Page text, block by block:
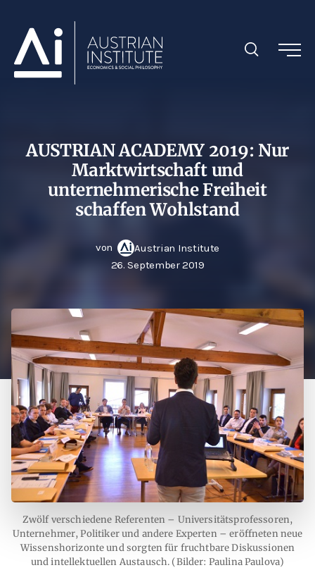
AUSTRIAN ACADEMY 2019: Nur
Marktwirtschaft und
unternehmerische Freiheit
schaffen Wohlstand
von
Austrian Institute
26. September 2019
Zwölf verschiedene Referenten – Universitätsprofessoren,
Unternehmer, Politiker und andere Experten – eröffneten neue
Wissenshorizonte und sorgten für fruchtbare Diskussionen
und intellektuellen Austausch. (Bilder: Paulina Paulova)